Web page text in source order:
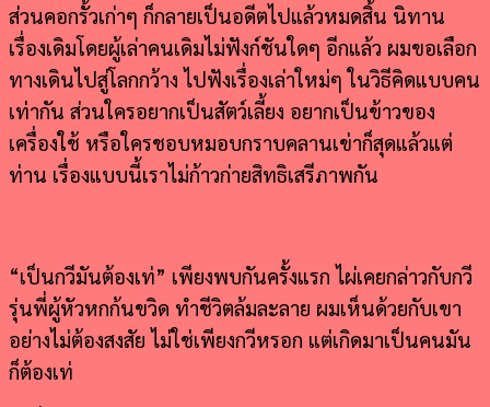
ส่วนคอกรั้วเก่าๆ ก็กลายเป็นอดีตไปแล้วหมดสิ้น นิทาน
เรื่องเดิมโดยผู้เล่าคนเดิมไม่ฟังก์ชันใดๆ อีกแล้ว ผมขอเลือก
ทางเดินไปสู่โลกกว้าง ไปฟังเรื่องเล่าใหม่ๆ ในวิธีคิดแบบคน
เท่ากัน ส่วนใครอยากเป็นสัตว์เลี้ยง อยากเป็นข้าวของ
เครื่องใช้ หรือใครชอบหมอบกราบคลานเข่าก็สุดแล้วแต่
ท่าน เรื่องแบบนี้เราไม่ก้าวก่ายสิทธิเสรีภาพกัน
“เป็นกวีมันต้องเท่” เพียงพบกันครั้งแรก ไผ่เคยกล่าวกับกวี
รุ่นพี่ผู้หัวหกก้นขวิด ทำชีวิตล้มละลาย ผมเห็นด้วยกับเขา
อย่างไม่ต้องสงสัย ไม่ใช่เพียงกวีหรอก แต่เกิดมาเป็นคนมัน
ก็ต้องเท่